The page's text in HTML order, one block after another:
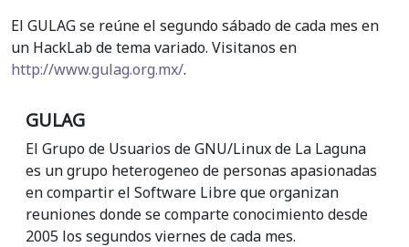
El GULAG se reúne el segundo sábado de cada mes en
un HackLab de tema variado. Visitanos en
http://www.gulag.org.mx/.
GULAG
El Grupo de Usuarios de GNU/Linux de La Laguna
es un grupo heterogeneo de personas apasionadas
en compartir el Software Libre que organizan
reuniones donde se comparte conocimiento desde
2005 los segundos viernes de cada mes.